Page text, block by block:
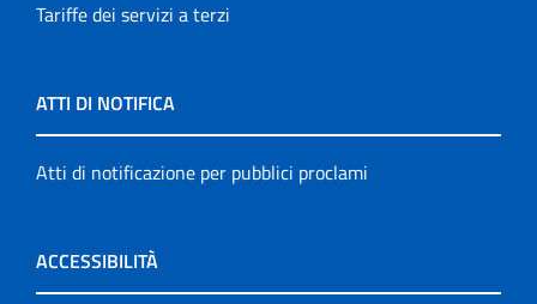
Tariffe dei servizi a terzi
ATTI DI NOTIFICA
Atti di notificazione per pubblici proclami
ACCESSIBILITÀ